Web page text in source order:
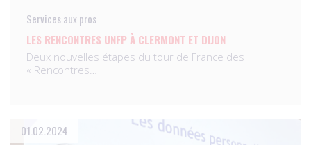
Services aux pros
LES RENCONTRES UNFP À CLERMONT ET DIJON
Deux nouvelles étapes du tour de France des
« Rencontres…
01.02.2024